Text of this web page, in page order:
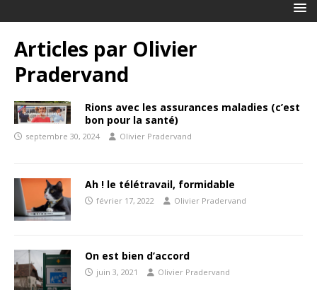
Articles par Olivier
Pradervand
Rions avec les assurances maladies (c’est
bon pour la santé)
septembre 30, 2024 Olivier Pradervand
Ah ! le télétravail, formidable
février 17, 2022 Olivier Pradervand
On est bien d’accord
juin 3, 2021 Olivier Pradervand